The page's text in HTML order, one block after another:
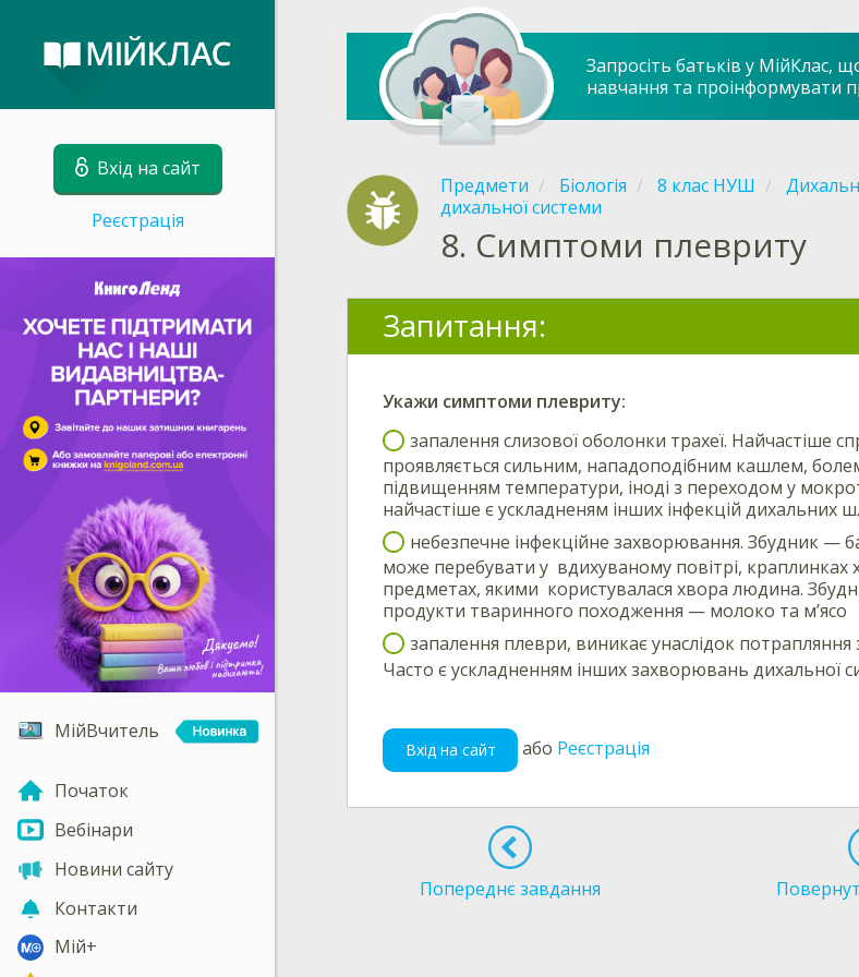
Вхід на сайт
Реєстрація
МійВчитель
Початок
Вебінари
Новини сайту
Контакти
Мій+
Запросіть батьків у МійКлас,
навчання та проінформувати
Предмети Біологія 8 клас НУШ
дихальної системи
8. Симптоми плевриту
Запитання:
Укажи симптоми плевриту:
запалення слизової оболонки трахеї. Найчастіше
проявляється сильним, нападоподібним кашлем,
підвищенням температури, іноді з переходом у
найчастіше є ускладненям інших інфекцій дихальних
небезпечне інфекційне захворювання. Збудник —
може перебувати у вдихуваному повітрі, краплинках
предметах, якими користувалася хвора людина.
продукти тваринного походження — молоко та м’ясо
запалення плеври, виникає унаслідок
Часто є ускладненням інших захворювань дихальної
Вхід на сайт або Реєстрація
Попереднє завдання